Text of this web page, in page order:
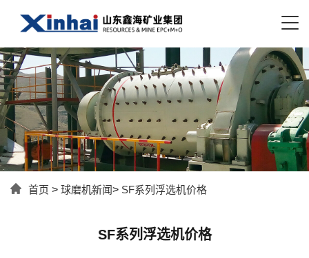
首页 > 球磨机新闻> SF系列浮选机价格
SF系列浮选机价格